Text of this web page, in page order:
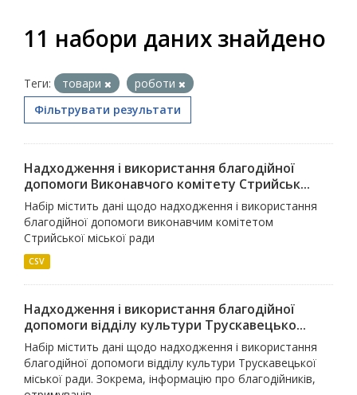
11 набори даних знайдено
Теги: товари
роботи
Фільтрувати результати
Надходження і використання благодійної
допомоги Виконавчого комітету Стрийськ...
Набір містить дані щодо надходження і використання
благодійної допомоги виконавчим комітетом
Стрийської міської ради
CSV
Надходження і використання благодійної
допомоги відділу культури Трускавецько...
Набір містить дані щодо надходження і використання
благодійної допомоги відділу культури Трускавецької
міської ради. Зокрема, інформацію про благодійників,